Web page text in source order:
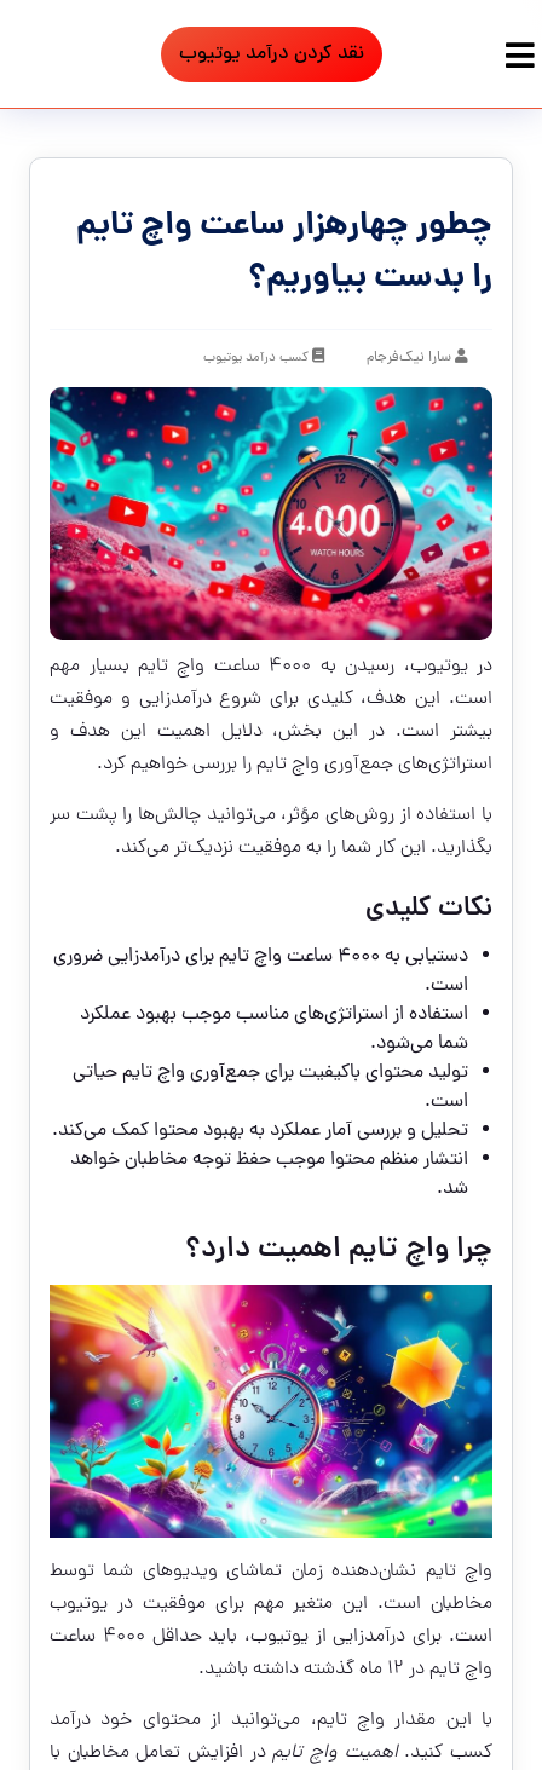
نقد کردن درآمد یوتیوب
چطور چهارهزار ساعت واچ تایم
را بدست بیاوریم؟
سارا نیک‌فرجام کسب درآمد یوتیوب
در یوتیوب، رسیدن به ۴۰۰۰ ساعت واچ تایم بسیار مهم
است. این هدف، کلیدی برای شروع درآمدزایی و موفقیت
بیشتر است. در این بخش، دلایل اهمیت این هدف و
استراتژی‌های جمع‌آوری واچ تایم را بررسی خواهیم کرد.
با استفاده از روش‌های مؤثر، می‌توانید چالش‌ها را پشت سر
بگذارید. این کار شما را به موفقیت نزدیک‌تر می‌کند.
نکات کلیدی
دستیابی به ۴۰۰۰ ساعت واچ تایم برای درآمدزایی ضروری
است.
استفاده از استراتژی‌های مناسب موجب بهبود عملکرد
شما می‌شود.
تولید محتوای باکیفیت برای جمع‌آوری واچ تایم حیاتی
است.
تحلیل و بررسی آمار عملکرد به بهبود محتوا کمک می‌کند.
انتشار منظم محتوا موجب حفظ توجه مخاطبان خواهد
شد.
چرا واچ تایم اهمیت دارد؟
واچ تایم نشان‌دهنده زمان تماشای ویدیوهای شما توسط
مخاطبان است. این متغیر مهم برای موفقیت در یوتیوب
است. برای درآمدزایی از یوتیوب، باید حداقل ۴۰۰۰ ساعت
واچ تایم در ۱۲ ماه گذشته داشته باشید.
با این مقدار واچ تایم، می‌توانید از محتوای خود درآمد
کسب کنید.اهمیت واچ تایمدر افزایش تعامل مخاطبان با